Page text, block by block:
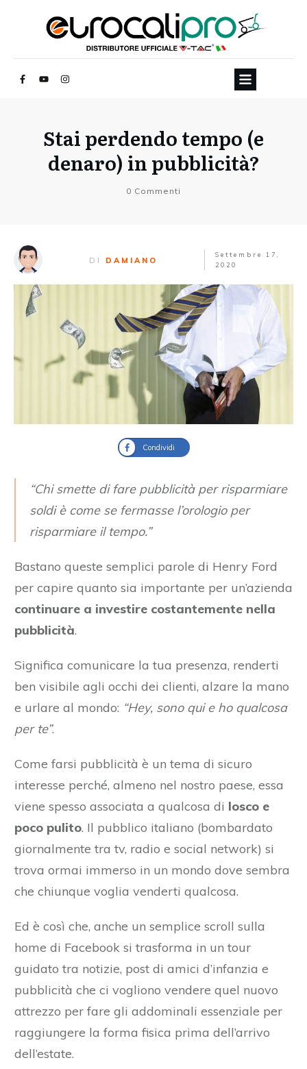
Stai perdendo tempo (e
denaro) in pubblicità?
0 Commenti
DI DAMIANO
Settembre 17,
2020
Condividi
“Chi smette di fare pubblicità per risparmiare
soldi è come se fermasse l’orologio per
risparmiare il tempo.”
Bastano queste semplici parole di Henry Ford
per capire quanto sia importante per un’azienda
continuare a investire costantemente nella
pubblicità.
Significa comunicare la tua presenza, renderti
ben visibile agli occhi dei clienti, alzare la mano
e urlare al mondo: “Hey, sono qui e ho qualcosa
per te”.
Come farsi pubblicità è un tema di sicuro
interesse perché, almeno nel nostro paese, essa
viene spesso associata a qualcosa di losco e
poco pulito. Il pubblico italiano (bombardato
giornalmente tra tv, radio e social network) si
trova ormai immerso in un mondo dove sembra
che chiunque voglia venderti qualcosa.
Ed è così che, anche un semplice scroll sulla
home di Facebook si trasforma in un tour
guidato tra notizie, post di amici d’infanzia e
pubblicità che ci vogliono vendere quel nuovo
attrezzo per fare gli addominali essenziale per
raggiungere la forma fisica prima dell’arrivo
dell’estate.